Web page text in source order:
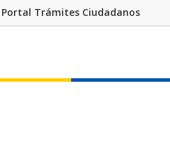
Portal Trámites Ciudadanos